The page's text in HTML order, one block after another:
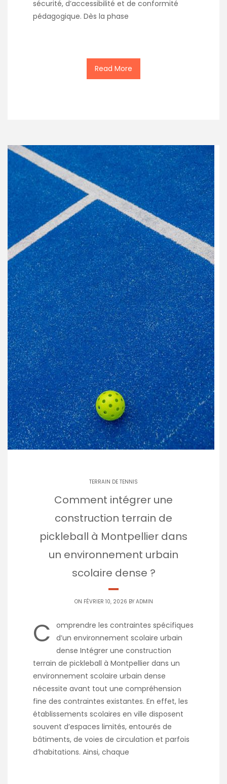
sécurité, d’accessibilité et de conformité
pédagogique. Dès la phase
Read More
TERRAIN DE TENNIS
Comment intégrer une
construction terrain de
pickleball à Montpellier dans
un environnement urbain
scolaire dense ?
ON FÉVRIER 10, 2026 BY ADMIN
C
omprendre les contraintes spécifiques
d’un environnement scolaire urbain
dense Intégrer une construction
terrain de pickleball à Montpellier dans un
environnement scolaire urbain dense
nécessite avant tout une compréhension
fine des contraintes existantes. En effet, les
établissements scolaires en ville disposent
souvent d’espaces limités, entourés de
bâtiments, de voies de circulation et parfois
d’habitations. Ainsi, chaque